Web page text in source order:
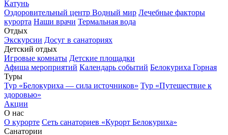
Катунь
Оздоровительный центр Водный мир Лечебные факторы
курорта Наши врачи Термальная вода
Отдых
Экскурсии Досуг в санаториях
Детский отдых
Игровые комнаты Детские площадки
Афиша мероприятий Календарь событий Белокуриха Горная
Туры
Тур «Белокуриха — сила источников» Тур «Путешествие к
здоровью»
Акции
О нас
О курорте Сеть санаториев «Курорт Белокуриха»
Санатории